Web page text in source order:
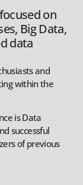
on
Big Data,
data
and
within the
is Data
successful
of previous